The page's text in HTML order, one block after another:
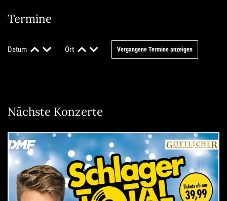
Termine
Datum Ort Vergangene Termine anzeigen
Nächste Konzerte